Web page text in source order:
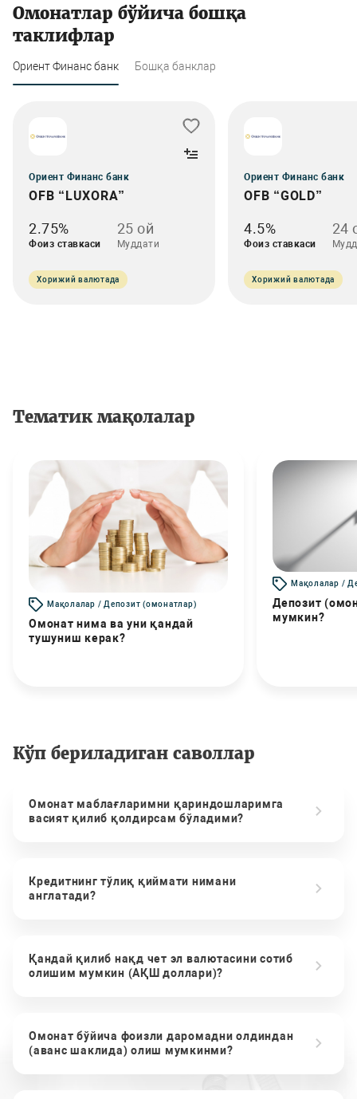
Омонатлар бўйича бошқа
таклифлар
Ориент Финанс банк Бошқа банклар
Ориент Финанс банк
OFB “LUXORA”
2.75%
Фоиз ставкаси
25 ой
Муддати
Хорижий валютада
Ориент Финанс банк
OFB “GOLD”
4.5%
Фоиз ставкаси
24
Хорижий валютада
Тематик мақолалар
Мақолалар / Депозит (омонатлар)
Омонат нима ва уни қандай
тушуниш керак?
Мақолалар /
Депозит
мумкин?
Кўп бериладиган саволлар
Омонат маблағларимни қариндошларимга
васият қилиб қолдирсам бўладими?
Кредитнинг тўлиқ қиймати нимани
англатади?
Қандай қилиб нақд чет эл валютасини сотиб
олишим мумкин (АҚШ доллари)?
Омонат бўйича фоизли даромадни олдиндан
(аванс шаклида) олиш мумкинми?